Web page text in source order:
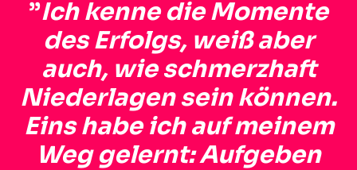
”Ich kenne die Momente
des Erfolgs, weiß aber
auch, wie schmerzhaft
Niederlagen sein können.
Eins habe ich auf meinem
Weg gelernt: Aufgeben